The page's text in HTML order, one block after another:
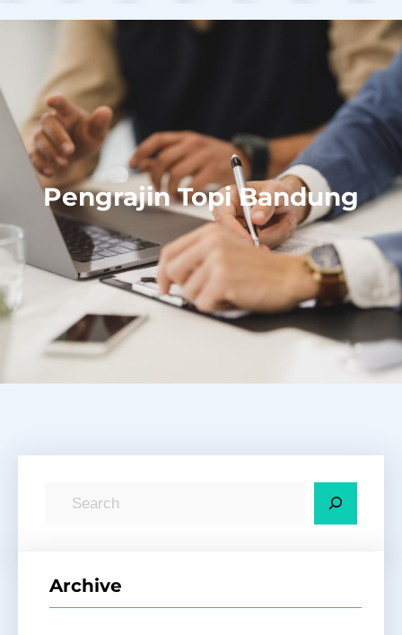
Pengrajin Topi Bandung
Archive